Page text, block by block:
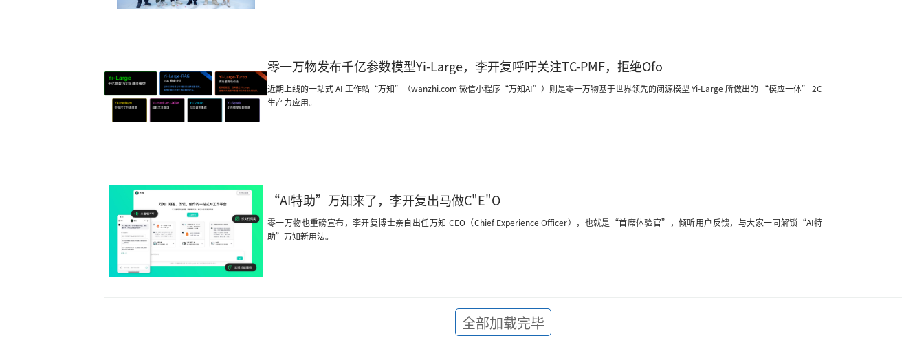
零一万物发布千亿参数模型Yi-Large，李开复呼吁关注TC-PMF，拒绝Ofo
近期上线的一站式 AI 工作站“万知”（wanzhi.com 微信小程序“万知AI”）则是零一万物基于世界领先的闭源模型 Yi-Large 所做出的 “模应一体” 2C
生产力应用。
“AI特助”万知来了，李开复出马做C"E"O
零一万物也重磅宣布，李开复博士亲自出任万知 CEO（Chief Experience Officer），也就是“首席体验官”，倾听用户反馈，与大家一同解锁“AI特
助”万知新用法。
全部加载完毕